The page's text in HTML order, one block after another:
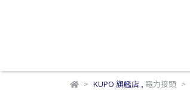
KUPO 旗艦店, 電力接頭